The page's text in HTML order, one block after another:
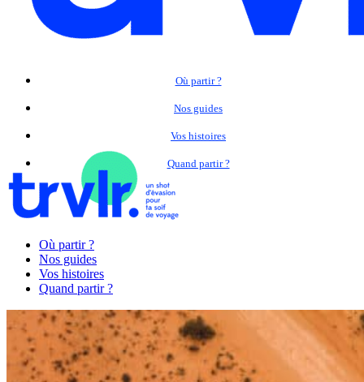
Où partir ?
Nos guides
Vos histoires
Quand partir ?
Où partir ?
Nos guides
Vos histoires
Quand partir ?